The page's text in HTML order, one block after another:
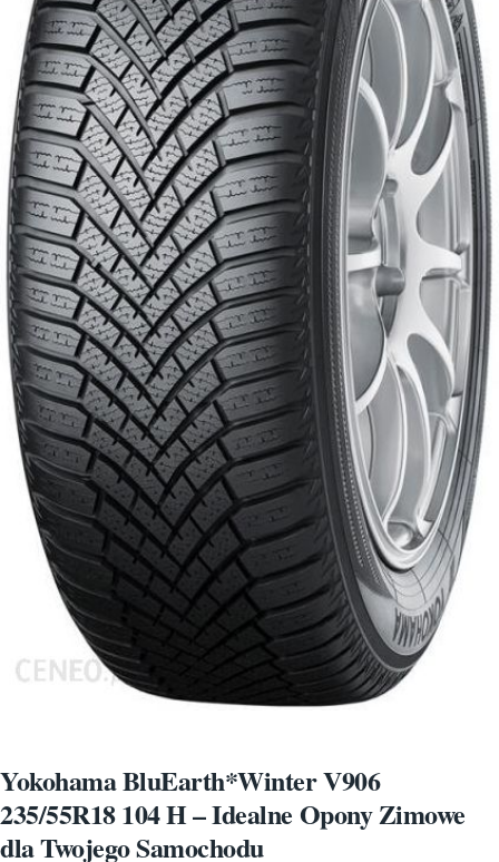
Yokohama BluEarth*Winter V906
235/55R18 104 H – Idealne Opony Zimowe
dla Twojego Samochodu